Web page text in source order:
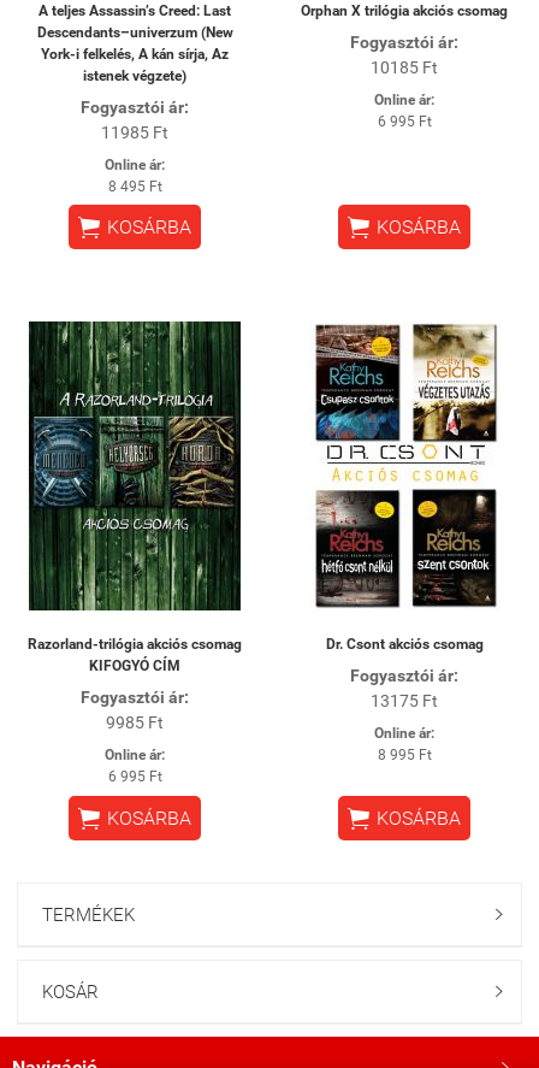
A teljes Assassin’s Creed: Last
Descendants–univerzum (New
York-i felkelés, A kán sírja, Az
istenek végzete)
Fogyasztói ár:
11985 Ft
Online ár:
8 495 Ft
 KOSÁRBA
Orphan X trilógia akciós csomag
Fogyasztói ár:
10185 Ft
Online ár:
6 995 Ft
 KOSÁRBA
Razorland-trilógia akciós csomag
KIFOGYÓ CÍM
Fogyasztói ár:
9985 Ft
Online ár:
6 995 Ft
 KOSÁRBA
Dr. Csont akciós csomag
Fogyasztói ár:
13175 Ft
Online ár:
8 995 Ft
 KOSÁRBA
TERMÉKEK 
KOSÁR 